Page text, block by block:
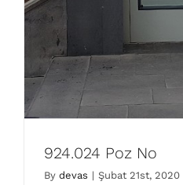
924.024 Poz No
By devas | Şubat 21st, 2020